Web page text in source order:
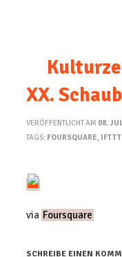
XX.
VERÖFFENTLICHT AM 08.
TAGS: FOURSQUARE, IFTTT
via Foursquare
SCHREIBE EINEN